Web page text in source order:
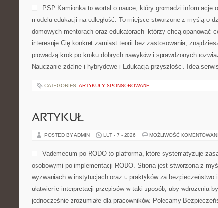
PSP Kamionka to wortal o nauce, który gromadzi informacje
modelu edukacji na odległość. To miejsce stworzone z myślą o
domowych mentorach oraz edukatorach, którzy chcą opanować
interesuje Cię konkret zamiast teorii bez zastosowania,
prowadzą krok po kroku dobrych nawyków i sprawdzonych
Nauczanie zdalne i hybrydowe i Edukacja przyszłości. Idea
CATEGORIES: ARTYKUŁY SPONSOROWANE
ARTYKUŁ
POSTED BY ADMIN LUT - 7 - 2026 MOŻLIWOŚĆ
Vademecum po RODO to platforma, które systematyzuje
osobowymi po implementacji RODO. Strona jest stworzona z
wyzwaniach w instytucjach oraz u praktyków za bezpieczeństwo
ułatwienie interpretacji przepisów w taki sposób, aby wdrożenia
jednocześnie zrozumiałe dla pracowników. Polecamy